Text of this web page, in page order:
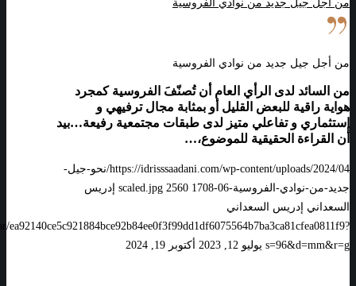
من أجل جيل جديد من نوادي الفروسية
من أجل جيل جديد من نوادي الفروسية
من السائد لدى الرأي العام أن تُصنّفَ الفروسية كمجرد
هواية راقية للبعض القليل أو بمثابة مجال ترفيهي و
إستثماري و تفاعلي متيز لدى طبقات مجتمعية رفيعة…بيد
أن القراءة الحقيقية للموضوع،…
https://idrisssaadani.com/wp-content/uploads/2024/04/نحو-جيل-
جديد-من-نوادي-الفروسية-06-scaled.jpg
2560 1708
إدريس
السعداني إدريس السعداني
ea92140ce5c921884bce92b84ee0f3f99dd1df6075564b7ba3ca81cfea0811f9?
s=96&d=mm&r=g يوليو 12, 2023 أكتوبر 19, 2024